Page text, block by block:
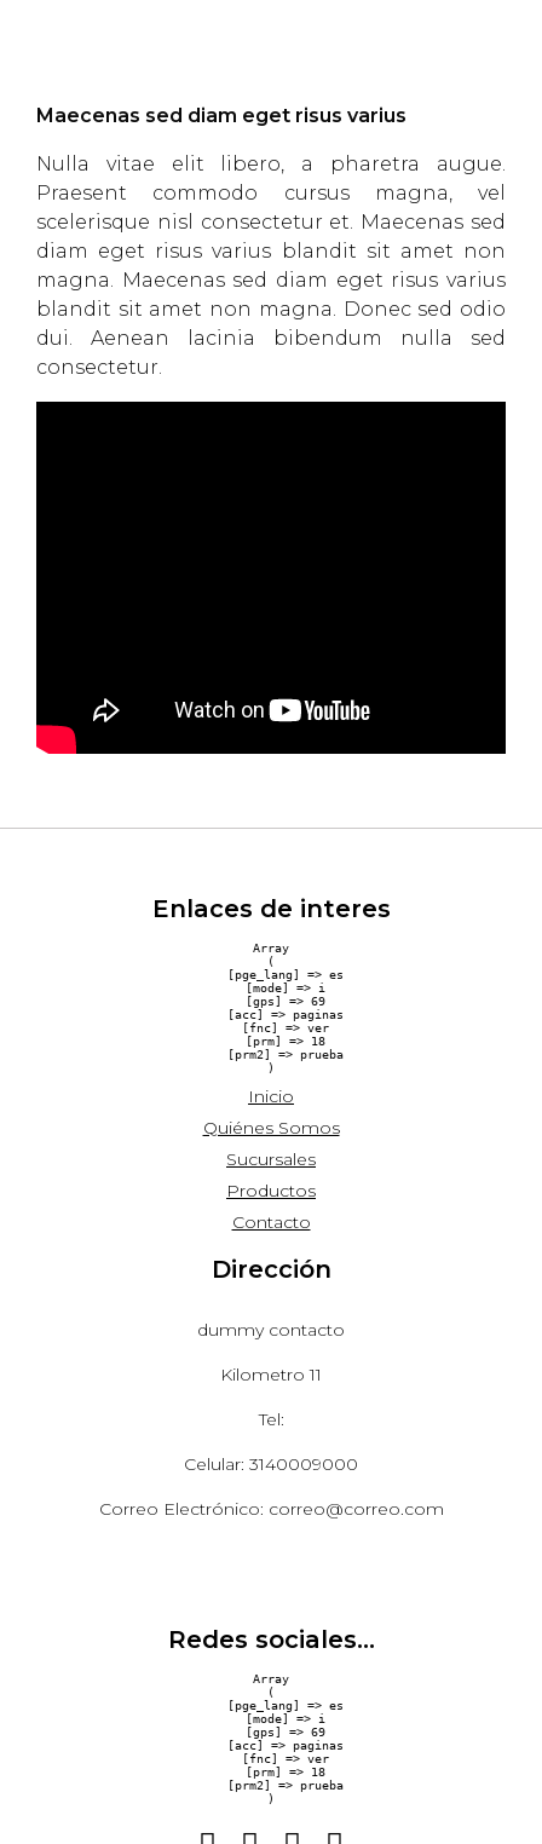
Maecenas sed diam eget risus varius
Nulla vitae elit libero, a pharetra augue.
Praesent commodo cursus magna, vel
scelerisque nisl consectetur et. Maecenas sed
diam eget risus varius blandit sit amet non
magna. Maecenas sed diam eget risus varius
blandit sit amet non magna. Donec sed odio
dui. Aenean lacinia bibendum nulla sed
consectetur.
Enlaces de interes
Array
(
    [pge_lang] => es
    [mode] => i
    [gps] => 69
    [acc] => paginas
    [fnc] => ver
    [prm] => 18
    [prm2] => prueba
Inicio
Quiénes Somos
Sucursales
Productos
Contacto
Dirección
dummy contacto
Kilometro 11
Tel:
Celular: 3140009000
Correo Electrónico: correo@correo.com
Redes sociales...
Array
(
    [pge_lang] => es
    [mode] => i
    [gps] => 69
    [acc] => paginas
    [fnc] => ver
    [prm] => 18
    [prm2] => prueba